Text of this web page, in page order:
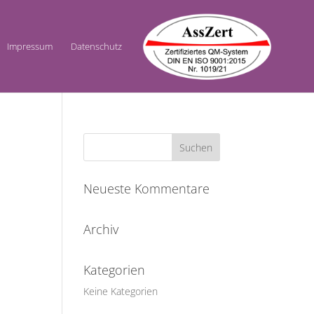
Impressum Datenschutz
Neueste Kommentare
Archiv
Kategorien
Keine Kategorien